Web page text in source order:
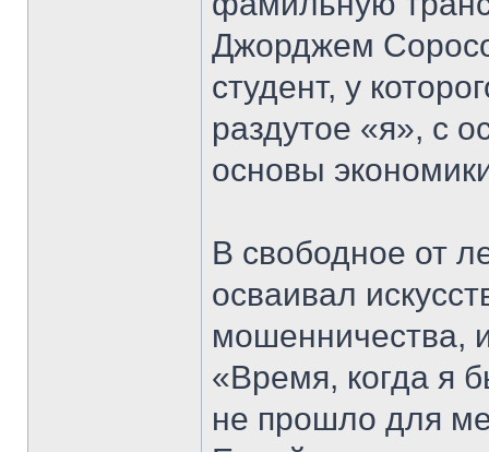
Джорджем
студент, у
раздутое «я», с
основы
В свободное от
осваивал
мошенничества,
«Время, когда я
не прошло для